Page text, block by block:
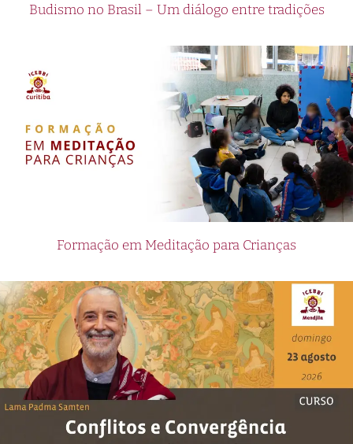
Budismo no Brasil – Um diálogo entre tradições
Formação em Meditação para Crianças